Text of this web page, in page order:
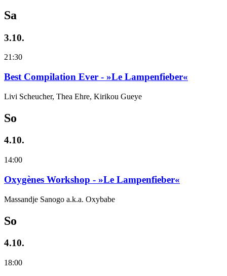
Sa
3.10.
21:30
Best Compilation Ever - »Le Lampenfieber«
Livi Scheucher, Thea Ehre, Kirikou Gueye
So
4.10.
14:00
Oxygènes Workshop - »Le Lampenfieber«
Massandje Sanogo a.k.a. Oxybabe
So
4.10.
18:00